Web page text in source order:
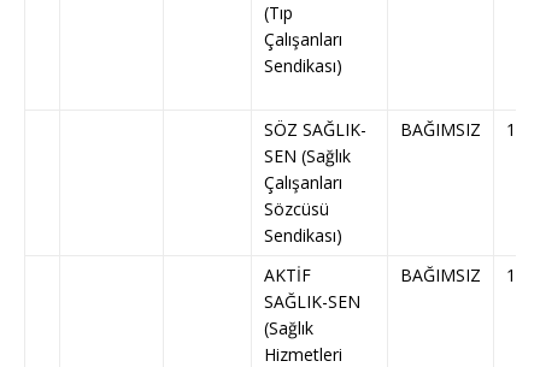
(Tıp
Çalışanları
Sendikası)
SÖZ SAĞLIK-
SEN (Sağlık
Çalışanları
Sözcüsü
Sendikası)
BAĞIMSIZ 191
AKTİF
SAĞLIK-SEN
(Sağlık
Hizmetleri
BAĞIMSIZ 195